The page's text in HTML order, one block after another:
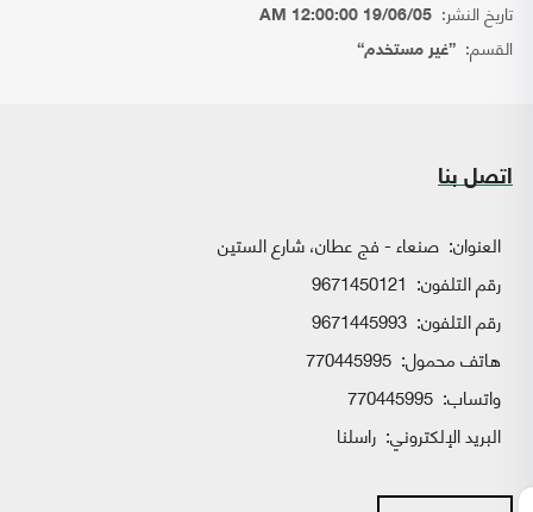
تاريخ النشر: 19/06/05 12:00:00 AM
القسم: {غير مستخدم}
اتصل بنا
العنوان: صنعاء - فج عطان، شارع الستين
رقم التلفون: 9671450121
رقم التلفون: 9671445993
هاتف محمول: 770445995
واتساب:
البريد الإلكتروني: راسلنا